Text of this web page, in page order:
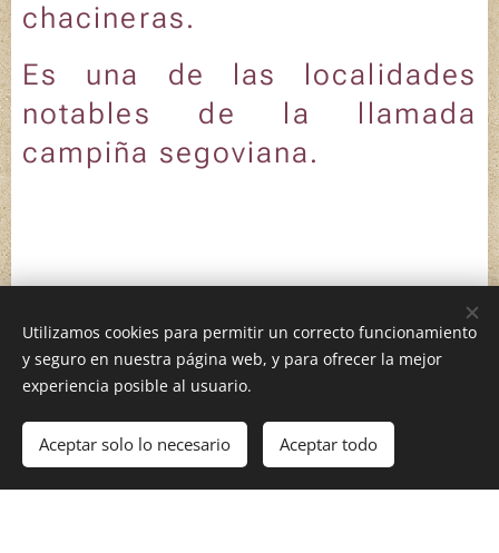
chacineras.
Es una de las localidades
notables de la llamada
campiña segoviana.
Geografías afectivas, 2026
Webnode Cookies
¡Crea tu página web gratis! Comenzar
Utilizamos cookies para permitir un correcto funcionamiento
y seguro en nuestra página web, y para ofrecer la mejor
experiencia posible al usuario.
Aceptar solo lo necesario Aceptar todo